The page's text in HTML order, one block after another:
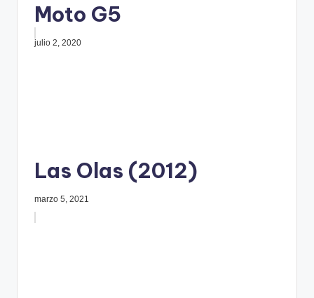
Moto G5
julio 2, 2020
Las Olas (2012)
marzo 5, 2021